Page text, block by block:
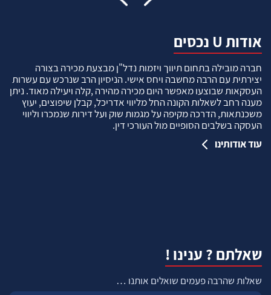
אודות U נכסים
חברה מובילה בתחום תיווך ויזמות נדל"ן מבצעת מכירה בצורה
יצירתית עם הרבה מחשבה ויחס אישי. הניסיון הרב שנרכש עם עשרות
העסקאות שבוצעו מאפשר היום מכירה מהירה ,קלה ויעילה מאוד. ניתן
מענה רחב לשאלות הקונה החל מליווי אדריכל, קבלן שיפוצים, יעוץ
משכנתאות, הדרכה מקיפה על מגמות שוק ועל דירות שנמכרו וליווי
העסקה בשלבים הסופיים מול העורכי דין.
עוד אודותינו
שאלתם ? ענינו !
שאלות שהרבה פעמים שואלים אותנו …